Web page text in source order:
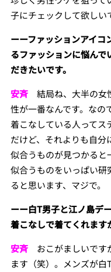
子にチェックして欲しい
ーーファッションアイ
るファッションに悩ん
だきたいです。
安斉結局ね、大半の女
性が一番なんです。なの
着こなしている人ってス
だけど、それよりも自分
似合うものが見つかると
似合うものをいっぱい研
ると思います、マジで。
ーー白T男子と江ノ島デ
着こなしで着てくれます
安斉おこがましいです
ます（笑）。メンズが